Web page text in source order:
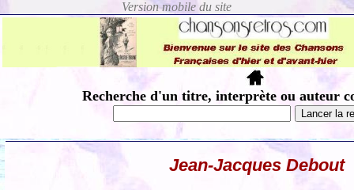
Recherche d'un titre, interprète ou auteur
Jean-Jacques Debout